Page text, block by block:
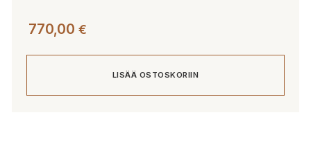
770,00 €
LISÄÄ OSTOSKORIIN